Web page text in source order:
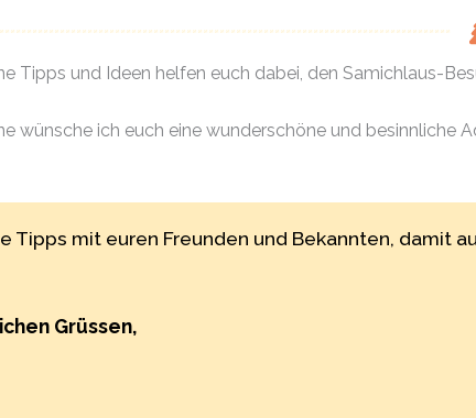
Tipps und Ideen helfen euch dabei, den Samichlaus-
wünsche ich euch eine wunderschöne und besinnliche
Tipps mit euren Freunden und Bekannten, damit
Grüssen,